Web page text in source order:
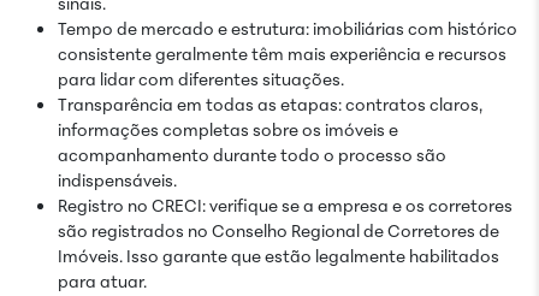
Tempo de mercado e estrutura: imobiliárias com histórico
consistente geralmente têm mais experiência e recursos
para lidar com diferentes situações.
Transparência em todas as etapas: contratos claros,
informações completas sobre os imóveis e
acompanhamento durante todo o processo são
indispensáveis.
Registro no CRECI: verifique se a empresa e os corretores
são registrados no Conselho Regional de Corretores de
Imóveis. Isso garante que estão legalmente habilitados
para atuar.